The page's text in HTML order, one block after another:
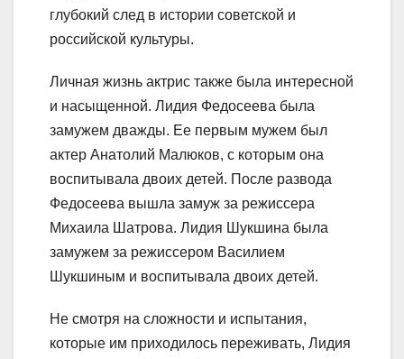
глубокий след в истории советской и
российской культуры.
Личная жизнь актрис также была интересной
и насыщенной. Лидия Федосеева была
замужем дважды. Ее первым мужем был
актер Анатолий Малюков, с которым она
воспитывала двоих детей. После развода
Федосеева вышла замуж за режиссера
Михаила Шатрова. Лидия Шукшина была
замужем за режиссером Василием
Шукшиным и воспитывала двоих детей.
Не смотря на сложности и испытания,
которые им приходилось переживать, Лидия